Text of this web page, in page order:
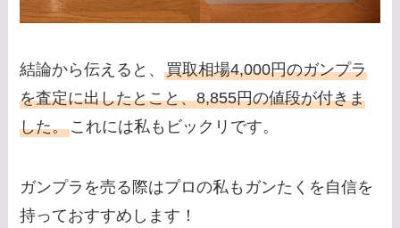
結論から伝えると、買取相場4,000円のガンプラ
を査定に出したとこと、8,855円の値段が付きま
した。これには私もビックリです。
ガンプラを売る際はプロの私もガンたくを自信を
持っておすすめします！